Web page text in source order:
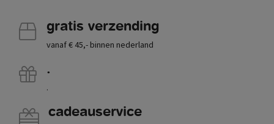
gratis verzending
vanaf € 45,- binnen nederland
.
.
cadeauservice